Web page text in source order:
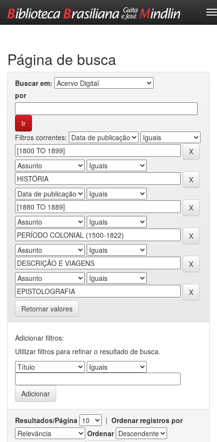
Página de busca
Buscar em:
por
Filtros correntes:
Retornar valores
Adicionar filtros:
Utilizar filtros para refinar o resultado de busca.
Resultados/Página | Ordenar registros por
Ordenar